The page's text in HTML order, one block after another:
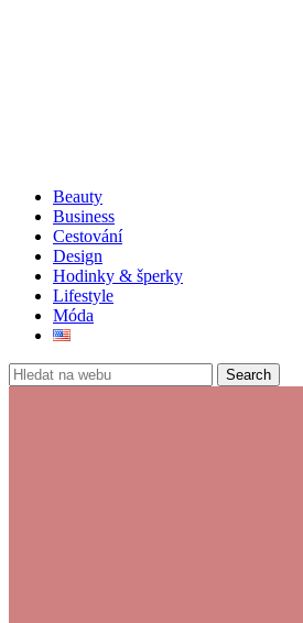
Beauty
Business
Cestování
Design
Hodinky & šperky
Lifestyle
Móda
Search